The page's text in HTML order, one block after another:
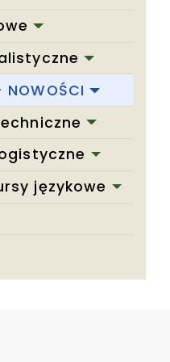
językowe